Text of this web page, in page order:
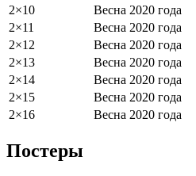
2×10
Весна 2020 года
2×11
Весна 2020 года
2×12
Весна 2020 года
2×13
Весна 2020 года
2×14
Весна 2020 года
2×15
Весна 2020 года
2×16
Весна 2020 года
Постеры